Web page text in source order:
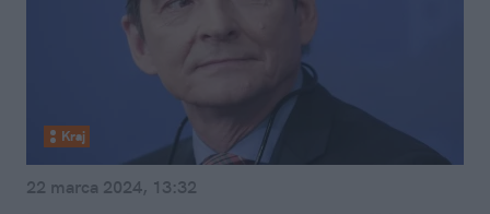
Kraj
22 marca 2024, 13:32